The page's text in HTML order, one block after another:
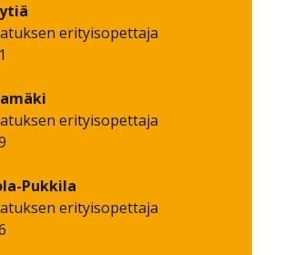
erityisopettaja
erityisopettaja
Pukkila
erityisopettaja